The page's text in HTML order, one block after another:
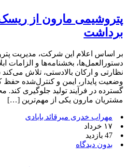
پتروشیمی مارون از
برداشت
بر اساس اعلام این شرکت، مدیریت
دستورالعمل‌ها، بخشنامه‌ها و الزامات
نظارتی و ارکان بالادستی، تلاش می‌کند
وضعیت پایدار، ایمن و کنترل‌شده حفظ
گسترده در فرآیند تولید جلوگیری کند.
مشتریان مارون یکی از مهم‌ترین […]
مهراب خدری میرقائد بابادی
۱۷ خرداد
47 بازدید
بدون دیدگاه